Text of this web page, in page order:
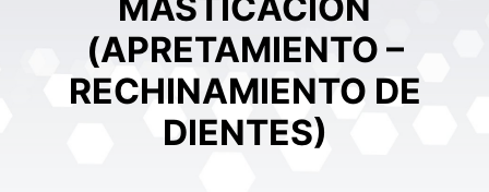
(APRETAMIENTO –
RECHINAMIENTO DE
DIENTES)